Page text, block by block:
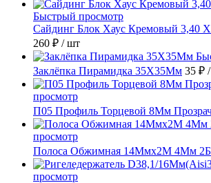
Быстрый просмотр
Сайдинг Блок Хаус Кремовый 3,40
260 ₽ / шт
Заклёпка Пирамидка 35X35Мм 35 ₽
просмотр
П05 Профиль Торцевой 8Мм
просмотр
Полоса Обжимная 14Ммх2М 4Мм
просмотр